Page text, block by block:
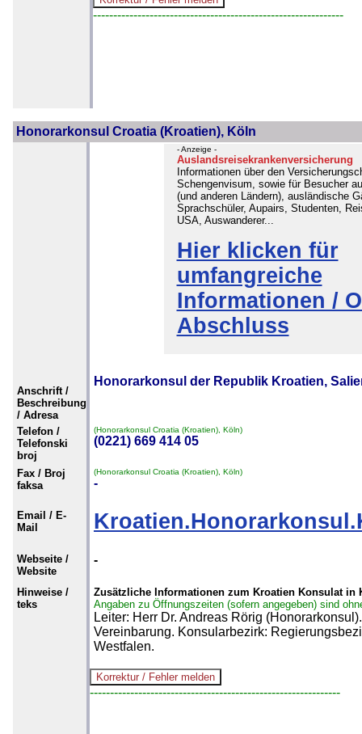
--------------------------------------------------------------
Honorarkonsul Croatia (Kroatien), Köln
- Anzeige -
Auslandsreisekrankenversicherung
Informationen über den
Schengenvisum, sowie für Besucher
(und anderen Ländern), ausländische
Sprachschüler, Aupairs, Studenten,
USA, Auswanderer...
Hier klicken für
umfangreiche
Informationen /
Abschluss
Anschrift /
Beschreibung
/ Adresa
Honorarkonsul der Republik Kroatien,
Telefon /
Telefonski
broj
(Honorarkonsul Croatia (Kroatien), Köln)
(0221) 669 414 05
Fax / Broj
faksa
(Honorarkonsul Croatia (Kroatien), Köln)
-
Email / E-
Mail
Webseite /
Website
-
Hinweise /
teks
Zusätzliche Informationen zum Kroatien Konsulat in
Angaben zu Öffnungszeiten (sofern angegeben) sind
Leiter: Herr Dr. Andreas Rörig
Vereinbarung. Konsularbezirk:
Westfalen.
--------------------------------------------------------------